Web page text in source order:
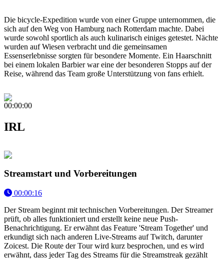
Die bicycle-Expedition wurde von einer Gruppe unternommen, die
sich auf den Weg von Hamburg nach Rotterdam machte. Dabei
wurde sowohl sportlich als auch kulinarisch einiges getestet. Nächte
wurden auf Wiesen verbracht und die gemeinsamen
Essenserlebnisse sorgten für besondere Momente. Ein Haarschnitt
bei einem lokalen Barbier war eine der besonderen Stopps auf der
Reise, während das Team große Unterstützung von fans erhielt.
00:00:00
IRL
Streamstart und Vorbereitungen
00:00:16
Der Stream beginnt mit technischen Vorbereitungen. Der Streamer
prüft, ob alles funktioniert und erstellt keine neue Push-
Benachrichtigung. Er erwähnt das Feature 'Stream Together' und
erkundigt sich nach anderen Live-Streams auf Twitch, darunter
Zoicest. Die Route der Tour wird kurz besprochen, und es wird
erwähnt, dass jeder Tag des Streams für die Streamstreak gezählt